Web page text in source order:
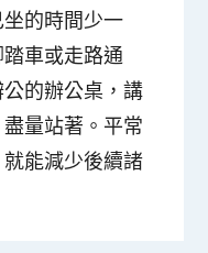
的時間少一
車或走路通
的辦公桌，講
量站著。平常
能減少後續諸